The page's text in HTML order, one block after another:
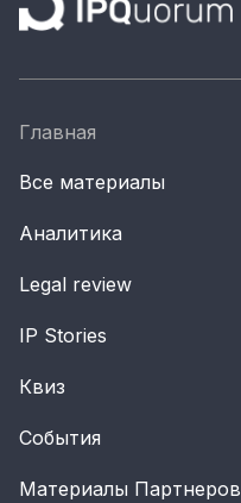
Главная
Все материалы
Аналитика
Legal review
IP Stories
Квиз
События
Материалы Партнеров